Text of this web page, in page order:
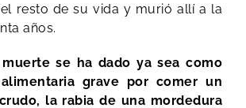
resto de su vida y murió allí a la
años.
se ha dado ya sea como
grave por comer un
la rabia de una mordedura